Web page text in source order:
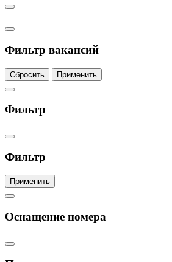
Фильтр вакансий
Сбросить Применить
Фильтр
Фильтр
Применить
Оснащение номера